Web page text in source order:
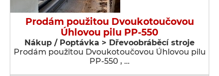
Prodám použitou Dvoukotoučovou
Úhlovou pilu PP-550
Nákup / Poptávka > Dřevoobráběcí stroje
Prodám použitou Dvoukotoučovou Úhlovou pilu
PP-550 , …